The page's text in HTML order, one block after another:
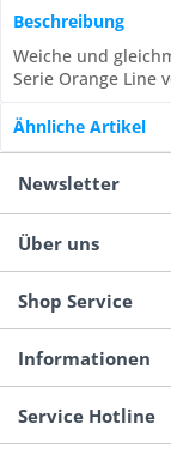
Beschreibung
Weiche und
Serie Orange Line
Ähnliche Artikel
Newsletter
Über uns
Shop Service
Informationen
Service Hotline